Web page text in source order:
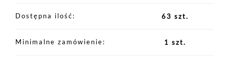
Dostępna ilość 63 szt.
Minimalne zamówienie 1 szt.